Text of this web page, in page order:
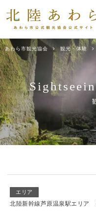
あわら市観光協会 観光・体験
エリア
北陸新幹線芦原温泉駅エリア